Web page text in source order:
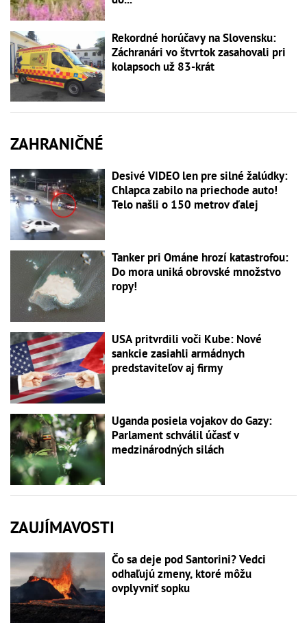
Rekordné horúčavy na Slovensku:
Záchranári vo štvrtok zasahovali pri
kolapsoch už 83-krát
ZAHRANIČNÉ
Desivé VIDEO len pre silné žalúdky:
Chlapca zabilo na priechode auto!
Telo našli o 150 metrov ďalej
Tanker pri Ománe hrozí katastrofou:
Do mora uniká obrovské množstvo
ropy!
USA pritvrdili voči Kube: Nové
sankcie zasiahli armádnych
predstaviteľov aj firmy
Uganda posiela vojakov do Gazy:
Parlament schválil účasť v
medzinárodných silách
ZAUJÍMAVOSTI
Čo sa deje pod Santorini? Vedci
odhaľujú zmeny, ktoré môžu
ovplyvniť sopku